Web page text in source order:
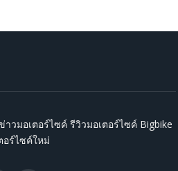
าวมอเตอร์ไซค์ รีวิวมอเตอร์ไซค์ Bigbike
อร์ไซค์ใหม่